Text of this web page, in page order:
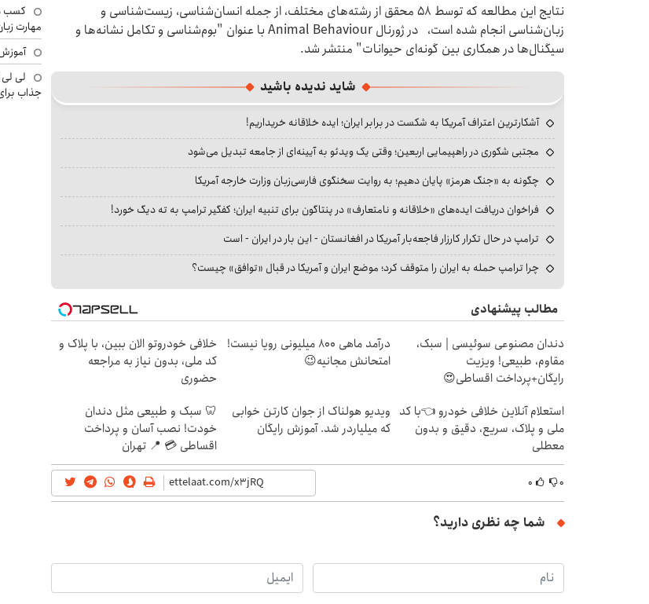
نتایج این مطالعه که توسط ۵۸ محقق از رشته‌های مختلف، از جمله انسان‌شناسی، زیست‌شناسی و
زبان‌شناسی انجام شده است، در ژورنال Animal Behaviour با عنوان "بوم‌شناسی و تکامل نشانه‌ها و
سیگنال‌ها در همکاری بین گونه‌ای حیوانات" منتشر شد.
شاید ندیده باشید
آشکارترین اعتراف آمریکا به شکست در برابر ایران؛ ایده خلاقانه خریداریم!
مجتبی شکوری در راهپیمایی اربعین؛ وقتی یک ویدئو به آیینه‌ای از جامعه تبدیل می‌شود
چگونه به «جنگ هرمز» پایان دهیم؛ به روایت سخنگوی فارسی‌زبان وزارت خارجه آمریکا
فراخوان دریافت ایده‌های «خلاقانه و نامتعارف» در پنتاگون برای تنبیه ایران؛ کفگیر ترامپ به ته دیگ خورد!
ترامپ در حال تکرار کارزار فاجعه‌بار آمریکا در افغانستان - این بار در ایران - است
چرا ترامپ حمله به ایران را متوقف کرد؛ موضع ایران و آمریکا در قبال «توافق» چیست؟
مطالب پیشنهادی
دندان مصنوعی سوئیسی | سبک،
مقاوم، طبیعی! ویزیت
رایگان+پرداخت اقساطی😍
درآمد ماهی 800 میلیونی رویا نیست!
امتحانش مجانیه😉
خلافی خودروتو الان ببین، با پلاک و
کد ملی، بدون نیاز به مراجعه
حضوری
استعلام آنلاین خلافی خودرو 👈با کد
ملی و پلاک، سریع، دقیق و بدون
معطلی
ویدیو هولناک از جوان کارتن خوابی
که میلیاردر شد. آموزش رایگان
🦷 سبک و طبیعی مثل دندان
خودت! نصب آسان و پرداخت
اقساطی 💳 📍 تهران
۰ ۰
شما چه نظری دارید؟
کسب
مهارت
لی
جذاب